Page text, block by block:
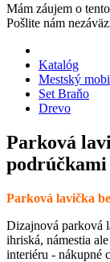
Mám záujem o
Pošlite nám
Katalóg
Mestský
Set Braňo
Drevo
Parková
podrúčkami
Parková lavička
Dizajnová parková
ihriská, námestia
interiéru - nákupné